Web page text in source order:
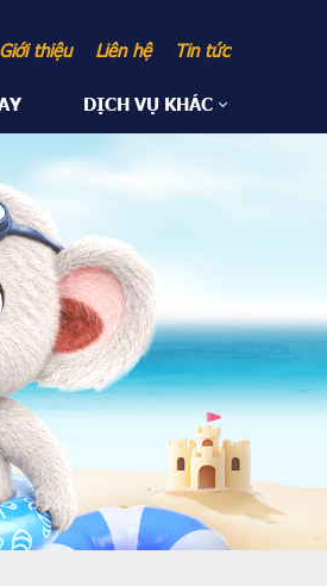
Giới thiệu Liên hệ Tin tức
DỊCH VỤ KHÁC